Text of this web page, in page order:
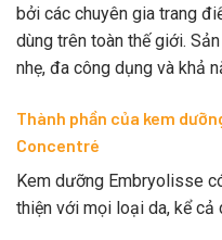
bởi các chuyên gia trang
dùng trên toàn thế giới.
nhẹ, đa công dụng và khả
Thành phần của kem
Concentré
Kem dưỡng Embryolisse
thiện với mọi loại da, kể cả